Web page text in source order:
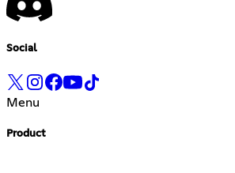
Social
Menu
Product